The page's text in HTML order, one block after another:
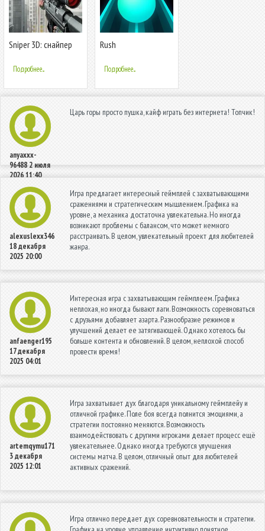
Sniper 3D: снайпер
без интернета
Подробнее...
Rush
Подробнее...
anyaxxx-
964882 июля
2026 11:40
Царь горы просто пушка, кайф играть без интернета! Топчик!
alexuslexx346
18 декабря
2025 20:00
Игра предлагает интересный геймплей с захватывающими
сражениями и стратегическим мышлением. Графика на
уровне, а механика достаточна увлекательна. Но иногда
возникают проблемы с балансом, что может немного
расстраивать. В целом, увлекательный проект для любителей
жанра.
anfaenger195
17 декабря
2025 04:01
Интересная игра с захватывающим геймплеем. Графика
неплохая, но иногда бывают лаги. Возможность соревноваться
с друзьями добавляет азарта. Разнообразие режимов и
улучшений делает ее затягивающей. Однако хотелось бы
больше контента и обновлений. В целом, неплохой способ
провести время!
artemqymu171
3 декабря
2025 12:01
Игра захватывает дух благодаря уникальному геймплейу и
отличной графике. Поле боя всегда полнится эмоциями, а
стратегии постоянно меняются. Возможность
взаимодействовать с другими игроками делает процесс ещё
увлекательнее. Однако иногда требуются улучшения
системы матча. В целом, отличный опыт для любителей
активных сражений.
Игра отлично передает дух соревновательности и стратегии.